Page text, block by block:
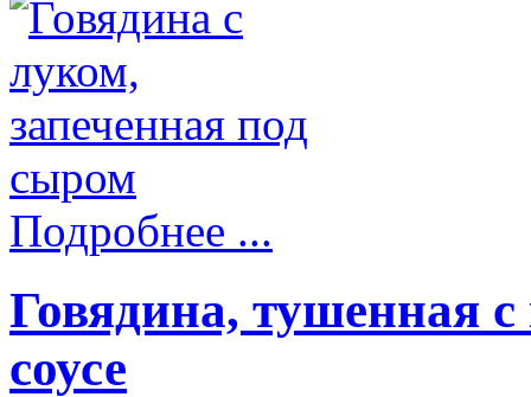
Подробнее ...
Говядина, тушенная
соусе